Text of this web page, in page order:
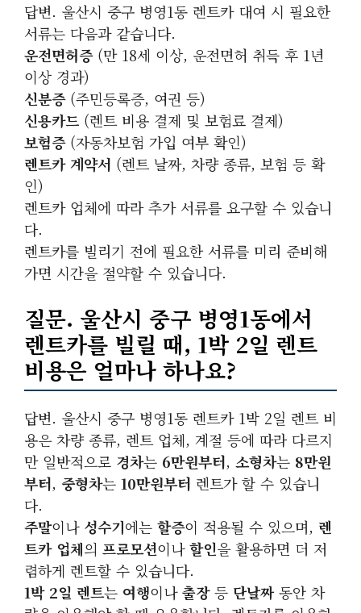
답변. 울산시 중구 병영1동 렌트카 대여 시 필요한
서류는 다음과 같습니다.
운전면허증(만 18세 이상, 운전면허 취득 후 1년
이상 경과)
신분증(주민등록증, 여권 등)
신용카드 (렌트 비용 결제 및 보험료 결제)
보험증(자동차보험 가입 여부 확인)
렌트카 계약서 (렌트 날짜, 차량 종류, 보험 등 확
인)
렌트카 업체에 따라 추가 서류를 요구할 수 있습니
다.
렌트카를 빌리기 전에 필요한 서류를 미리 준비해
가면 시간을 절약할 수 있습니다.
질문. 울산시 중구 병영1동에서
렌트카를 빌릴 때, 1박 2일 렌트
비용은 얼마나 하나요?
답변. 울산시 중구 병영1동 렌트카 1박 2일 렌트 비
용은 차량 종류, 렌트 업체, 계절 등에 따라 다르지
만 일반적으로 경차는 6만원부터, 소형차는 8만원
부터, 중형차는 10만원부터 렌트가 할 수 있습니
다.
주말이나 성수기에는 할증이 적용될 수 있으며, 렌
트카 업체의 프로모션이나할인을 활용하면 더 저
렴하게 렌트할 수 있습니다.
1박 2일 렌트는 여행이나출장등 단날짜 동안 차